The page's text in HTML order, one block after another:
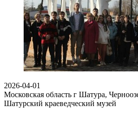
2026-04-01
Московская область г Шатура,
Шатурский краеведческий музей